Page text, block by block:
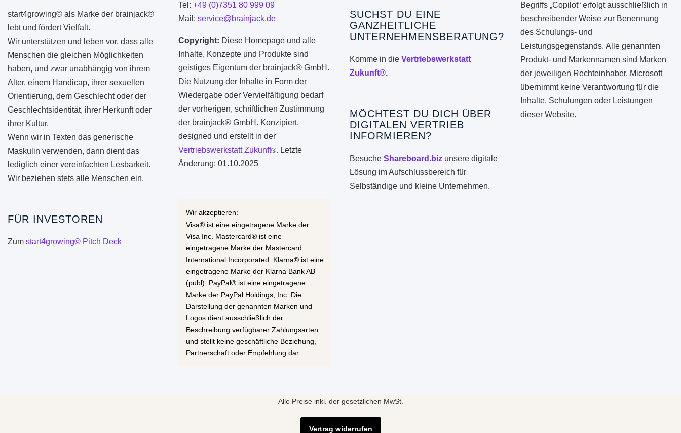
start4growing© als Marke der brainjack®
lebt und fördert Vielfalt.
Wir unterstützen und leben vor, dass alle
Menschen die gleichen Möglichkeiten
haben, und zwar unabhängig von ihrem
Alter, einem Handicap, ihrer sexuellen
Orientierung, dem Geschlecht oder der
Geschlechtsidentität, ihrer Herkunft oder
ihrer Kultur.
Wenn wir in Texten das generische
Maskulin verwenden, dann dient das
lediglich einer vereinfachten Lesbarkeit.
Wir beziehen stets alle Menschen ein.
FÜR INVESTOREN
Zum start4growing© Pitch Deck
Tel:+49 (0)7351 80 999 09
Mail:service@brainjack.de
Copyright: Diese Homepage und alle
Inhalte, Konzepte und Produkte sind
geistiges Eigentum der brainjack® GmbH.
Die Nutzung der Inhalte in Form der
Wiedergabe oder Vervielfältigung bedarf
der vorherigen, schriftlichen Zustimmung
der brainjack® GmbH. Konzipiert,
designed und erstellt in der
Vertriebswerkstatt Zukunft®. Letzte
Änderung: 01.10.2025
Wir akzeptieren:
Visa® ist eine eingetragene Marke der
Visa Inc. Mastercard® ist eine
eingetragene Marke der Mastercard
International Incorporated. Klarna® ist eine
eingetragene Marke der Klarna Bank AB
(publ). PayPal® ist eine eingetragene
Marke der PayPal Holdings, Inc. Die
Darstellung der genannten Marken und
Logos dient ausschließlich der
Beschreibung verfügbarer Zahlungsarten
und stellt keine geschäftliche Beziehung,
Partnerschaft oder Empfehlung dar.
SUCHST DU EINE
GANZHEITLICHE
UNTERNEHMENSBERATUNG?
Komme in die Vertriebswerkstatt
Zukunft®.
MÖCHTEST DU DICH ÜBER
DIGITALEN VERTRIEB
INFORMIEREN?
Besuche Shareboard.bizunsere digitale
Lösung im Aufschlussbereich für
Selbständige und kleine Unternehmen.
Begriffs „Copilot“ erfolgt ausschließlich in
beschreibender Weise zur Benennung
des Schulungs- und
Leistungsgegenstands. Alle genannten
Produkt- und Markennamen sind Marken
der jeweiligen Rechteinhaber. Microsoft
übernimmt keine Verantwortung für die
Inhalte, Schulungen oder Leistungen
dieser Website.
Alle Preise inkl. der gesetzlichen MwSt.
Vertrag widerrufen